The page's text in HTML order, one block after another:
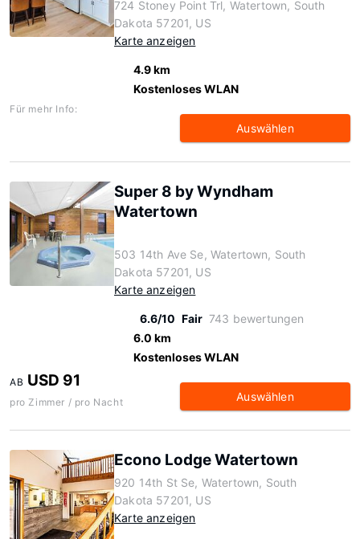
724 Stoney Point Trl, Watertown, South
Dakota 57201, US
Karte anzeigen
4.9 km
Kostenloses WLAN
Für mehr Info:
Auswählen
Super 8 by Wyndham
Watertown
503 14th Ave Se, Watertown, South
Dakota 57201, US
Karte anzeigen
6.6/10 Fair 743 bewertungen
6.0 km
Kostenloses WLAN
AB USD 91
pro Zimmer / pro Nacht Auswählen
Econo Lodge Watertown
920 14th St Se, Watertown, South
Dakota 57201, US
Karte anzeigen